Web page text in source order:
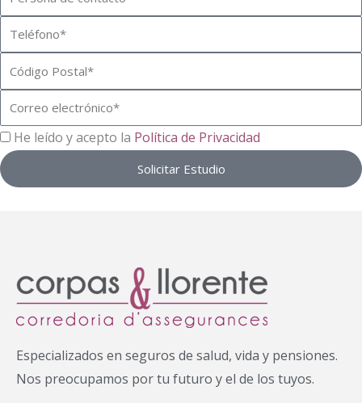
Teléfono
Código
Postal
Correo
electrónico
RGPDHe leído y acepto la Política de Privacidad
Solicitar Estudio
Especializados en seguros de salud, vida y pensiones.
Nos preocupamos por tu futuro y el de los tuyos.